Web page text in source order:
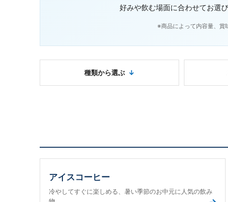
好みや飲む場面に合わせてお選び
※商品によって内容量、賞
種類から選ぶ
アイスコーヒー
冷やしてすぐに楽しめる、暑い季節のお中元に人気の飲み